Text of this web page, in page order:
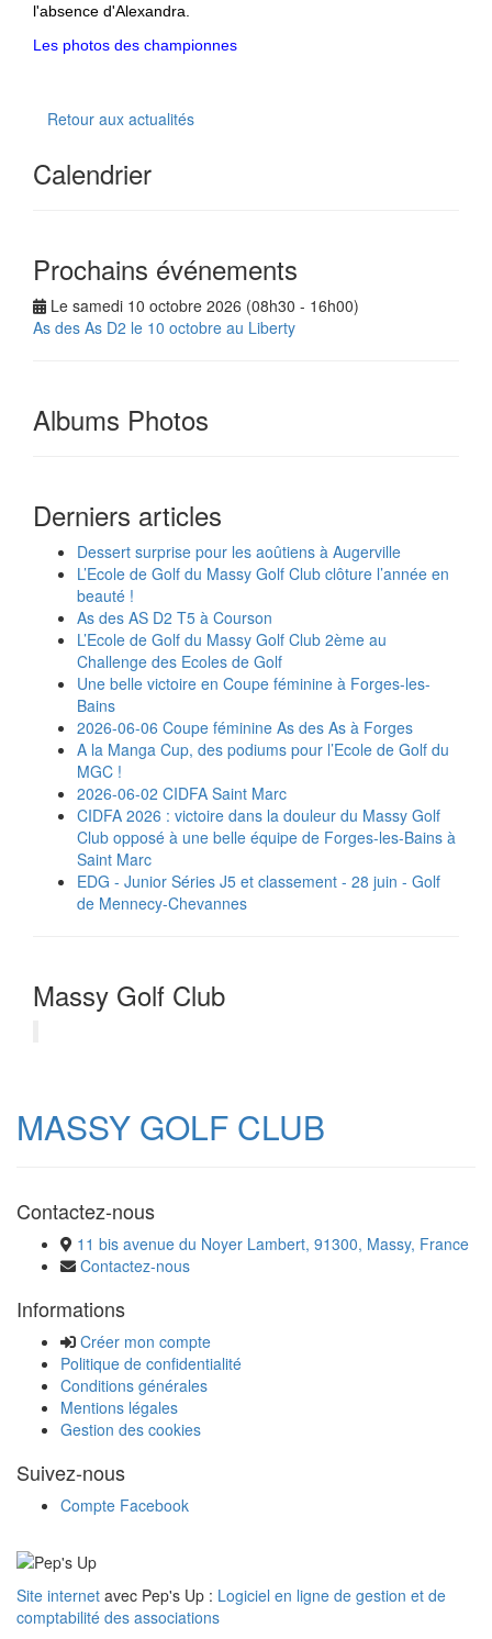
l'absence d'Alexandra.
Les photos des championnes
Retour aux actualités
Calendrier
Prochains événements
Le samedi 10 octobre 2026 (08h30 - 16h00)
As des As D2 le 10 octobre au Liberty
Albums Photos
Derniers articles
Dessert surprise pour les aoûtiens à Augerville
L’Ecole de Golf du Massy Golf Club clôture l’année en
beauté !
As des AS D2 T5 à Courson
L’Ecole de Golf du Massy Golf Club 2ème au
Challenge des Ecoles de Golf
Une belle victoire en Coupe féminine à Forges-les-
Bains
2026-06-06 Coupe féminine As des As à Forges
A la Manga Cup, des podiums pour l’Ecole de Golf du
MGC !
2026-06-02 CIDFA Saint Marc
CIDFA 2026 : victoire dans la douleur du Massy Golf
Club opposé à une belle équipe de Forges-les-Bains à
Saint Marc
EDG - Junior Séries J5 et classement - 28 juin - Golf
de Mennecy-Chevannes
Massy Golf Club
MASSY GOLF CLUB
Contactez-nous
11 bis avenue du Noyer Lambert, 91300, Massy, France
Contactez-nous
Informations
Créer mon compte
Politique de confidentialité
Conditions générales
Mentions légales
Gestion des cookies
Suivez-nous
Compte Facebook
Site internet avec Pep's Up : Logiciel en ligne de gestion et de
comptabilité des associations